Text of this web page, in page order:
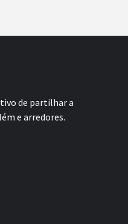
de partilhar a
e arredores.